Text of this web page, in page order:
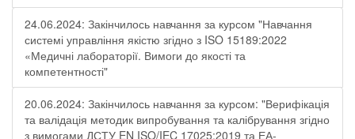
24.06.2024: Закінчилось навчання за курсом "Навчання
системі управління якістю згідно з ISO 15189:2022
«Медичні лабораторії. Вимоги до якості та
компетентності"
20.06.2024: Закінчилось навчання за курсом: "Верифікація
та валідація методик випробування та калібрування згідно
з вимогами ДСТУ EN ISO/IEC 17025:2019 та ЕА-